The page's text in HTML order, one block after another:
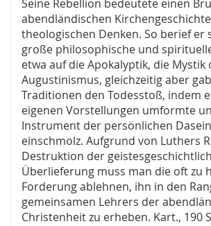
Seine Rebellion bedeutete einen
abendländischen
theologischen Denken. So berief er
große philosophische und
etwa auf die Apokalyptik, die Mystik
Augustinismus, gleichzeitig aber
Traditionen den Todesstoß, indem
eigenen Vorstellungen umformte
Instrument der persönlichen
einschmolz. Aufgrund von Luthers
Destruktion der
Überlieferung muss man die oft zu
Forderung ablehnen, ihn in den
gemeinsamen Lehrers der
Christenheit zu erheben. Kart., 190